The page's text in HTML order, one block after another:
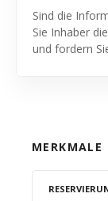
Sind die
Sie Inhaber
und fordern
MERKMALE